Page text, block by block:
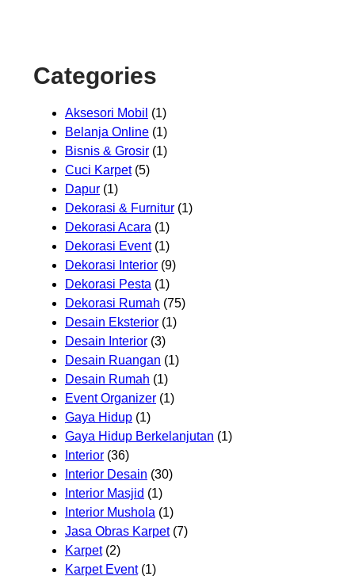
Categories
Aksesori Mobil (1)
Belanja Online (1)
Bisnis & Grosir (1)
Cuci Karpet(5)
Dapur (1)
Dekorasi & Furnitur (1)
Dekorasi Acara (1)
Dekorasi Event(1)
Dekorasi Interior (9)
Dekorasi Pesta (1)
Dekorasi Rumah (75)
Desain Eksterior (1)
Desain Interior (3)
Desain Ruangan (1)
Desain Rumah (1)
Event Organizer (1)
Gaya Hidup (1)
Gaya Hidup Berkelanjutan (1)
Interior (36)
Interior Desain (30)
Interior Masjid (1)
Interior Mushola (1)
Jasa Obras Karpet(7)
Karpet(2)
Karpet Event(1)